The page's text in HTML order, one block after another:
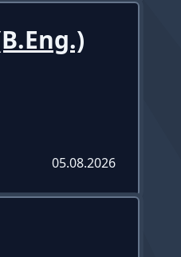
05.08.2026